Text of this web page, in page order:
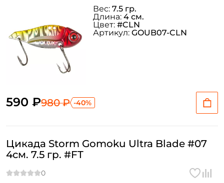
590 ₽980 ₽ -40%
Вес: 7.5 гр.
Длина: 4 см.
Цвет: #CLN
Артикул: GOUB07-CLN
Цикада Storm Gomoku Ultra Blade #07
4см. 7.5 гр. #FT